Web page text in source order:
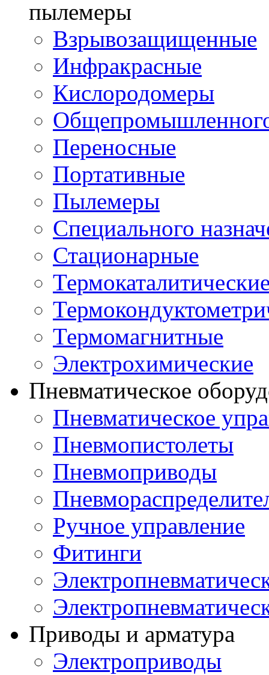
пылемеры
Взрывозащищенные
Инфракрасные
Кислородомеры
Переносные
Портативные
Пылемеры
Специального
Стационарные
Термомагнитные
Электрохимические
Пневматическое
Пневматическое
Пневмопистолеты
Пневмоприводы
Ручное управление
Фитинги
Приводы и арматура
Электроприводы